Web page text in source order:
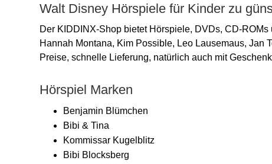
Walt Disney Hörspiele für Kinder zu
Der KIDDINX-Shop bietet Hörspiele, DVDs, CD-
Hannah Montana, Kim Possible, Leo Lausemaus, Jan
Preise, schnelle Lieferung, natürlich auch mit
Hörspiel Marken
Benjamin Blümchen
Bibi & Tina
Kommissar Kugelblitz
Bibi Blocksberg